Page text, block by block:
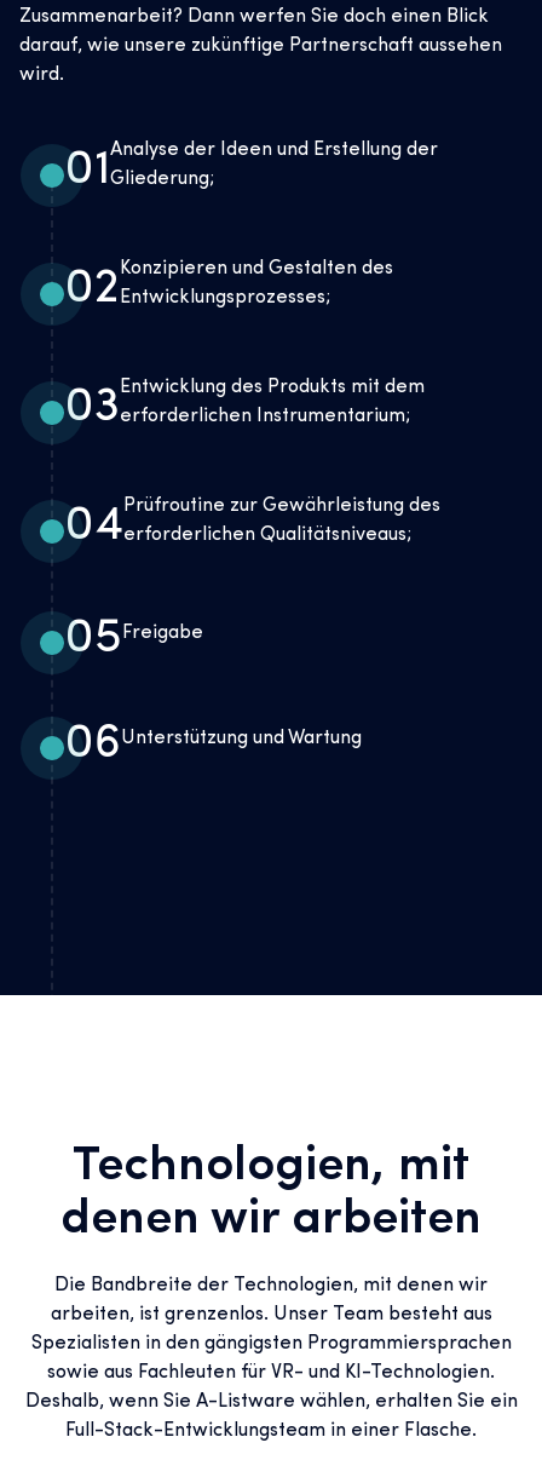
Zusammenarbeit? Dann werfen Sie doch einen Blick
darauf, wie unsere zukünftige Partnerschaft aussehen
wird.
01Analyse der Ideen und Erstellung der
Gliederung;
02 Konzipieren und Gestalten des
Entwicklungsprozesses;
03 Entwicklung des Produkts mit dem
erforderlichen Instrumentarium;
04 Prüfroutine zur Gewährleistung des
erforderlichen Qualitätsniveaus;
05 Freigabe
06Unterstützung und Wartung
Technologien, mit
denen wir arbeiten
Die Bandbreite der Technologien, mit denen wir
arbeiten, ist grenzenlos. Unser Team besteht aus
Spezialisten in den gängigsten Programmiersprachen
sowie aus Fachleuten für VR- und KI-Technologien.
Deshalb, wenn Sie A-Listware wählen, erhalten Sie ein
Full-Stack-Entwicklungsteam in einer Flasche.